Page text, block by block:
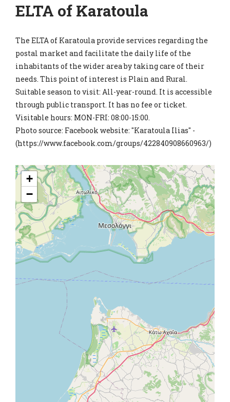
ELTA of Karatoula
The ELTA of Karatoula provide services regarding the
postal market and facilitate the daily life of the
inhabitants of the wider area by taking care of their
needs. This point of interest is Plain and Rural.
Suitable season to visit: All-year-round. It is accessible
through public transport. It has no fee or ticket.
Visitable hours: MON-FRI: 08:00-15:00.
Photo source: Facebook website: "Karatoula Ilias" -
(https://www.facebook.com/groups/422840908660963/)
+
−